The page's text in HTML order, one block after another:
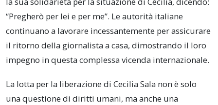
“Pregherò per lei e per me”. Le autorità italiane
continuano a lavorare incessantemente per assicurare
il ritorno della giornalista a casa, dimostrando il loro
impegno in questa complessa vicenda internazionale.
La lotta per la liberazione di Cecilia Sala non è solo
una questione di diritti umani, ma anche una